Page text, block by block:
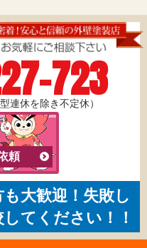
723
連休を除き不定休）
頼
大歓迎！失敗し
てください！！